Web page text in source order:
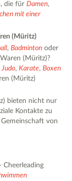
die fürDamen,
mit einer
(Müritz)
,Badminton oder
(Müritz)?
Judo,Karate,Boxen
(Müritz)
bieten nicht nur
Kontakte zu
von
Cheerleading